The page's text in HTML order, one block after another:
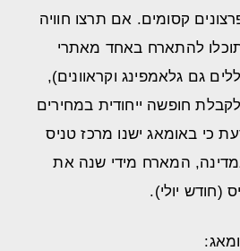
קסומים. אם תרצו חוויה
להתארח באחד מאתרי
גם גלאמפינג וקראוונים),
חופשה ייחודית במחירים
כי באומאג ישנו מרכז טניס
המארח מידי שנה את
(חודש יולי).